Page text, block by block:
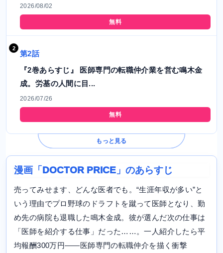
2026/08/02
無料
第2話
『2巻あらすじ』 医師専門の転職仲介業を営む鳴木金
成。労基の人間に目...
2026/07/26
無料
もっと見る
漫画「DOCTOR PRICE」のあらすじ
売ってみせます、どんな医者でも。“生涯年収が多い”と
いう理由でプロ野球のドラフトを蹴って医師となり、勤
め先の病院も退職した鳴木金成。彼が選んだ次の仕事は
「医師を紹介する仕事」だった……。一人紹介したら平
均報酬300万円――医師専門の転職仲介を描く衝撃